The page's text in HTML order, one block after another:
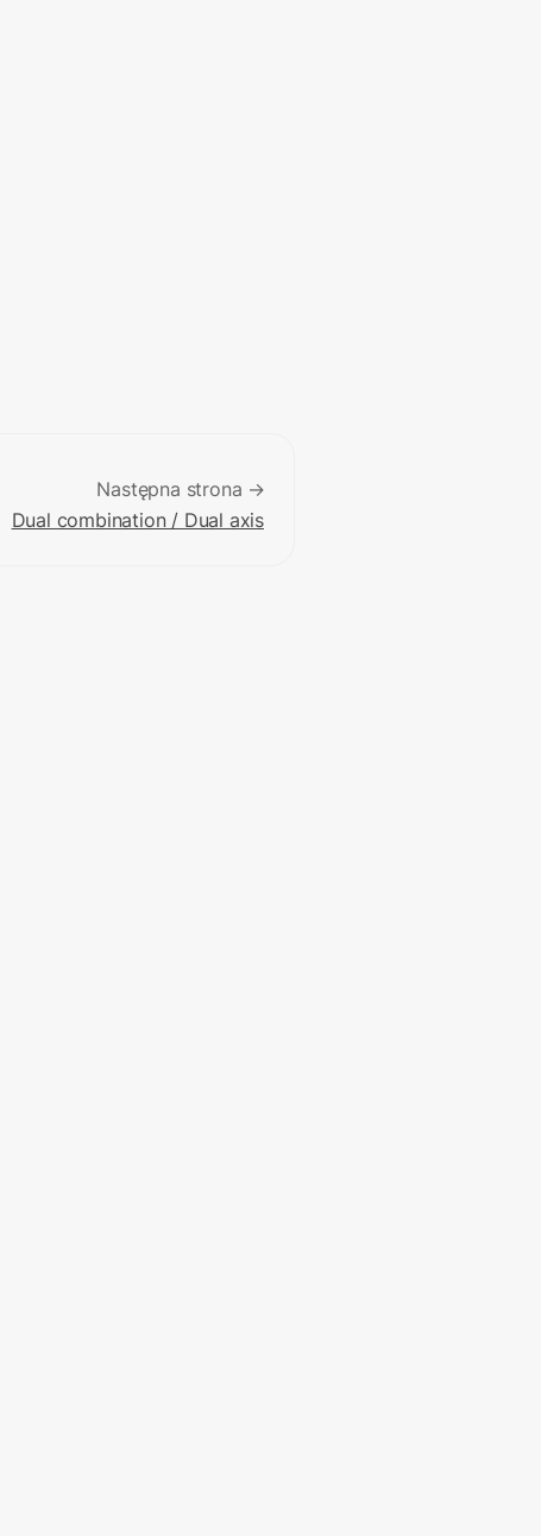
Następna strona →
Dual combination / Dual axis